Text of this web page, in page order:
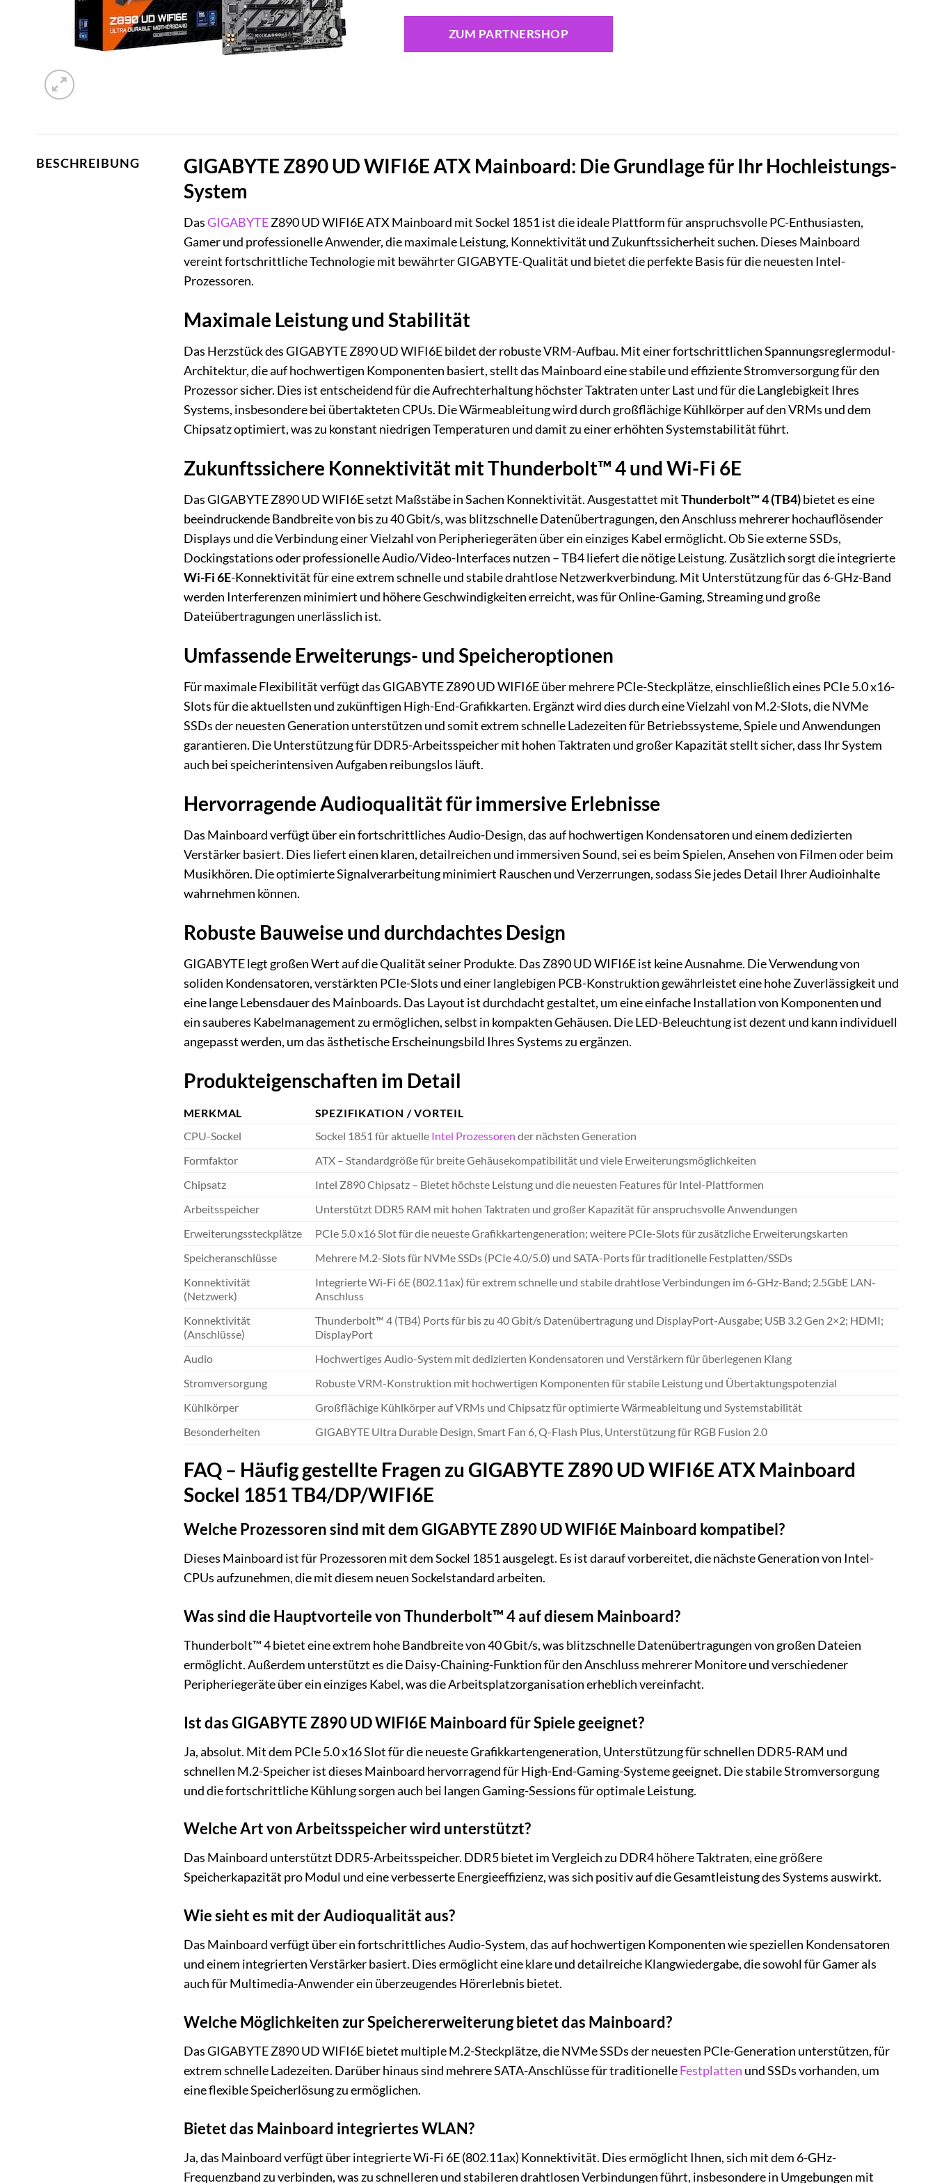
ZUM PARTNERSHOP
BESCHREIBUNG
GIGABYTE Z890 UD WIFI6E ATX Mainboard: Die Grundlage für Ihr Hochleistungs-
System
DasGIGABYTEZ890 UD WIFI6E ATX Mainboard mit Sockel 1851 ist die ideale Plattform für anspruchsvolle PC-Enthusiasten,
Gamer und professionelle Anwender, die maximale Leistung, Konnektivität und Zukunftssicherheit suchen. Dieses Mainboard
vereint fortschrittliche Technologie mit bewährter GIGABYTE-Qualität und bietet die perfekte Basis für die neuesten Intel-
Prozessoren.
Maximale Leistung und Stabilität
Das Herzstück des GIGABYTE Z890 UD WIFI6E bildet der robuste VRM-Aufbau. Mit einer fortschrittlichen Spannungsreglermodul-
Architektur, die auf hochwertigen Komponenten basiert, stellt das Mainboard eine stabile und effiziente Stromversorgung für den
Prozessor sicher. Dies ist entscheidend für die Aufrechterhaltung höchster Taktraten unter Last und für die Langlebigkeit Ihres
Systems, insbesondere bei übertakteten CPUs. Die Wärmeableitung wird durch großflächige Kühlkörper auf den VRMs und dem
Chipsatz optimiert, was zu konstant niedrigen Temperaturen und damit zu einer erhöhten Systemstabilität führt.
Zukunftssichere Konnektivität mit Thunderbolt™ 4 und Wi-Fi 6E
Das GIGABYTE Z890 UD WIFI6E setzt Maßstäbe in Sachen Konnektivität. Ausgestattet mitThunderbolt™ 4 (TB4)bietet es eine
beeindruckende Bandbreite von bis zu 40 Gbit/s, was blitzschnelle Datenübertragungen, den Anschluss mehrerer hochauflösender
Displays und die Verbindung einer Vielzahl von Peripheriegeräten über ein einziges Kabel ermöglicht. Ob Sie externe SSDs,
Dockingstations oder professionelle Audio/Video-Interfaces nutzen – TB4 liefert die nötige Leistung. Zusätzlich sorgt die integrierte
Wi-Fi 6E-Konnektivität für eine extrem schnelle und stabile drahtlose Netzwerkverbindung. Mit Unterstützung für das 6-GHz-Band
werden Interferenzen minimiert und höhere Geschwindigkeiten erreicht, was für Online-Gaming, Streaming und große
Dateiübertragungen unerlässlich ist.
Umfassende Erweiterungs- und Speicheroptionen
Für maximale Flexibilität verfügt das GIGABYTE Z890 UD WIFI6E über mehrere PCIe-Steckplätze, einschließlich eines PCIe 5.0 x16-
Slots für die aktuellsten und zukünftigen High-End-Grafikkarten. Ergänzt wird dies durch eine Vielzahl von M.2-Slots, die NVMe
SSDs der neuesten Generation unterstützen und somit extrem schnelle Ladezeiten für Betriebssysteme, Spiele und Anwendungen
garantieren. Die Unterstützung für DDR5-Arbeitsspeicher mit hohen Taktraten und großer Kapazität stellt sicher, dass Ihr System
auch bei speicherintensiven Aufgaben reibungslos läuft.
Hervorragende Audioqualität für immersive Erlebnisse
Das Mainboard verfügt über ein fortschrittliches Audio-Design, das auf hochwertigen Kondensatoren und einem dedizierten
Verstärker basiert. Dies liefert einen klaren, detailreichen und immersiven Sound, sei es beim Spielen, Ansehen von Filmen oder beim
Musikhören. Die optimierte Signalverarbeitung minimiert Rauschen und Verzerrungen, sodass Sie jedes Detail Ihrer Audioinhalte
wahrnehmen können.
Robuste Bauweise und durchdachtes Design
GIGABYTE legt großen Wert auf die Qualität seiner Produkte. Das Z890 UD WIFI6E ist keine Ausnahme. Die Verwendung von
soliden Kondensatoren, verstärkten PCIe-Slots und einer langlebigen PCB-Konstruktion gewährleistet eine hohe Zuverlässigkeit und
eine lange Lebensdauer des Mainboards. Das Layout ist durchdacht gestaltet, um eine einfache Installation von Komponenten und
ein sauberes Kabelmanagement zu ermöglichen, selbst in kompakten Gehäusen. Die LED-Beleuchtung ist dezent und kann individuell
angepasst werden, um das ästhetische Erscheinungsbild Ihres Systems zu ergänzen.
Produkteigenschaften im Detail
MERKMAL
SPEZIFIKATION / VORTEIL
CPU-Sockel
Sockel 1851 für aktuelle Intel Prozessoren der nächsten Generation
Formfaktor
ATX – Standardgröße für breite Gehäusekompatibilität und viele Erweiterungsmöglichkeiten
Chipsatz
Intel Z890 Chipsatz – Bietet höchste Leistung und die neuesten Features für Intel-Plattformen
Arbeitsspeicher
Unterstützt DDR5 RAM mit hohen Taktraten und großer Kapazität für anspruchsvolle Anwendungen
Erweiterungssteckplätze
PCIe 5.0 x16 Slot für die neueste Grafikkartengeneration; weitere PCIe-Slots für zusätzliche Erweiterungskarten
Speicheranschlüsse
Mehrere M.2-Slots für NVMe SSDs (PCIe 4.0/5.0) und SATA-Ports für traditionelle Festplatten/SSDs
Konnektivität
(Netzwerk)
Integrierte Wi-Fi 6E (802.11ax) für extrem schnelle und stabile drahtlose Verbindungen im 6-GHz-Band; 2.5GbE LAN-
Anschluss
Konnektivität
(Anschlüsse)
Thunderbolt™ 4 (TB4) Ports für bis zu 40 Gbit/s Datenübertragung und DisplayPort-Ausgabe; USB 3.2 Gen 2×2; HDMI;
DisplayPort
Audio
Hochwertiges Audio-System mit dedizierten Kondensatoren und Verstärkern für überlegenen Klang
Stromversorgung
Robuste VRM-Konstruktion mit hochwertigen Komponenten für stabile Leistung und Übertaktungspotenzial
Kühlkörper
Großflächige Kühlkörper auf VRMs und Chipsatz für optimierte Wärmeableitung und Systemstabilität
Besonderheiten
GIGABYTE Ultra Durable Design, Smart Fan 6, Q-Flash Plus, Unterstützung für RGB Fusion 2.0
FAQ – Häufig gestellte Fragen zu GIGABYTE Z890 UD WIFI6E ATX Mainboard
Sockel 1851 TB4/DP/WIFI6E
Welche Prozessoren sind mit dem GIGABYTE Z890 UD WIFI6E Mainboard kompatibel?
Dieses Mainboard ist für Prozessoren mit dem Sockel 1851 ausgelegt. Es ist darauf vorbereitet, die nächste Generation von Intel-
CPUs aufzunehmen, die mit diesem neuen Sockelstandard arbeiten.
Was sind die Hauptvorteile von Thunderbolt™ 4 auf diesem Mainboard?
Thunderbolt™ 4 bietet eine extrem hohe Bandbreite von 40 Gbit/s, was blitzschnelle Datenübertragungen von großen Dateien
ermöglicht. Außerdem unterstützt es die Daisy-Chaining-Funktion für den Anschluss mehrerer Monitore und verschiedener
Peripheriegeräte über ein einziges Kabel, was die Arbeitsplatzorganisation erheblich vereinfacht.
Ist das GIGABYTE Z890 UD WIFI6E Mainboard für Spiele geeignet?
Ja, absolut. Mit dem PCIe 5.0 x16 Slot für die neueste Grafikkartengeneration, Unterstützung für schnellen DDR5-RAM und
schnellen M.2-Speicher ist dieses Mainboard hervorragend für High-End-Gaming-Systeme geeignet. Die stabile Stromversorgung
und die fortschrittliche Kühlung sorgen auch bei langen Gaming-Sessions für optimale Leistung.
Welche Art von Arbeitsspeicher wird unterstützt?
Das Mainboard unterstützt DDR5-Arbeitsspeicher. DDR5 bietet im Vergleich zu DDR4 höhere Taktraten, eine größere
Speicherkapazität pro Modul und eine verbesserte Energieeffizienz, was sich positiv auf die Gesamtleistung des Systems auswirkt.
Wie sieht es mit der Audioqualität aus?
Das Mainboard verfügt über ein fortschrittliches Audio-System, das auf hochwertigen Komponenten wie speziellen Kondensatoren
und einem integrierten Verstärker basiert. Dies ermöglicht eine klare und detailreiche Klangwiedergabe, die sowohl für Gamer als
auch für Multimedia-Anwender ein überzeugendes Hörerlebnis bietet.
Welche Möglichkeiten zur Speichererweiterung bietet das Mainboard?
Das GIGABYTE Z890 UD WIFI6E bietet multiple M.2-Steckplätze, die NVMe SSDs der neuesten PCIe-Generation unterstützen, für
extrem schnelle Ladezeiten. Darüber hinaus sind mehrere SATA-Anschlüsse für traditionelleFestplatten und SSDs vorhanden, um
eine flexible Speicherlösung zu ermöglichen.
Bietet das Mainboard integriertes WLAN?
Ja, das Mainboard verfügt über integrierte Wi-Fi 6E (802.11ax) Konnektivität. Dies ermöglicht Ihnen, sich mit dem 6-GHz-
Frequenzband zu verbinden, was zu schnelleren und stabileren drahtlosen Verbindungen führt, insbesondere in Umgebungen mit